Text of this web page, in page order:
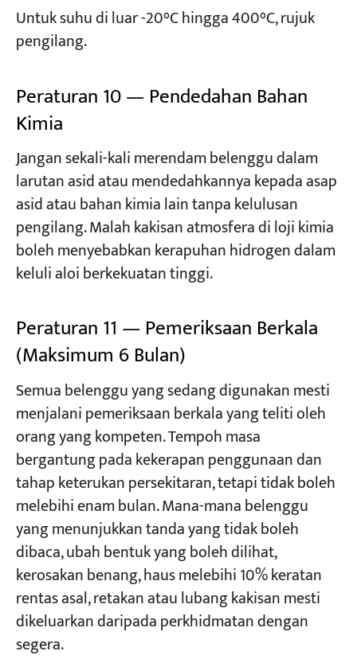
Untuk suhu di luar -20°C hingga 400°C, rujuk
pengilang.
Peraturan 10 — Pendedahan Bahan
Kimia
Jangan sekali-kali merendam belenggu dalam
larutan asid atau mendedahkannya kepada asap
asid atau bahan kimia lain tanpa kelulusan
pengilang. Malah kakisan atmosfera di loji kimia
boleh menyebabkan kerapuhan hidrogen dalam
keluli aloi berkekuatan tinggi.
Peraturan 11 — Pemeriksaan Berkala
(Maksimum 6 Bulan)
Semua belenggu yang sedang digunakan mesti
menjalani pemeriksaan berkala yang teliti oleh
orang yang kompeten. Tempoh masa
bergantung pada kekerapan penggunaan dan
tahap keterukan persekitaran, tetapi tidak boleh
melebihi enam bulan. Mana-mana belenggu
yang menunjukkan tanda yang tidak boleh
dibaca, ubah bentuk yang boleh dilihat,
kerosakan benang, haus melebihi 10% keratan
rentas asal, retakan atau lubang kakisan mesti
dikeluarkan daripada perkhidmatan dengan
segera.